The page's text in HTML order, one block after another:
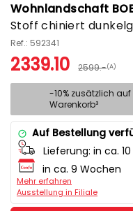
Wohnlandschaft
Stoff chiniert
Ref.: 592341
2339.10 2599.-(A)
-10% zusätzlich
Warenkorb³
Auf Bestellung
Lieferung: in ca.
in ca. 9 Wochen
Mehr erfahren
Ausstellung in Filiale